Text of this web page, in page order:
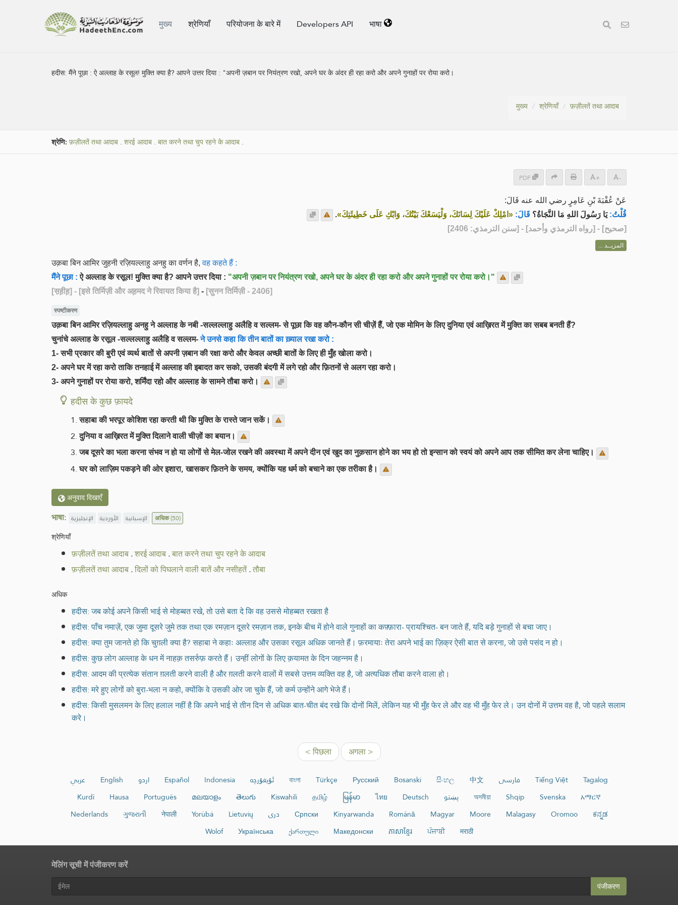
मुख्य श्रेणियाँ परियोजना के बारे में Developers API भाषा
हदीस:मैंने पूछा : ऐ अल्लाह के रसूल! मुक्ति क्या है? आपने उत्तर दिया : "अपनी ज़बान पर नियंत्रण रखो, अपने घर के अंदर ही रहा करो और अपने गुनाहों पर रोया करो।
मुख्य श्रेणियाँ फ़ज़ीलतें तथा आदाब
श्रेणि: फ़ज़ीलतें तथा आदाब . शरई आदाब . बात करने तथा चुप रहने के आदाब .
PDF + -
عَنْ عُقْبَةَ بْنِ عَامِرٍ رضي الله عنه قَالَ:
قُلْتُ: يَا رَسُولَ اللهِ مَا النَّجَاةُ؟ قَالَ: «امْلِكْ عَلَيْكَ لِسَانَكَ، وَلْيَسَعْكَ بَيْتُكَ، وَابْكِ عَلَى خَطِيئَتِكَ».
[صحيح] - [رواه الترمذي وأحمد] - [سنن الترمذي: 2406]
المزيــد ...
उक़बा बिन आमिर जुहनी रज़ियल्लाहु अनहु का वर्णन है, वह कहते हैं :
मैंने पूछा : ऐ अल्लाह के रसूल! मुक्ति क्या है? आपने उत्तर दिया : "अपनी ज़बान पर नियंत्रण रखो, अपने घर के अंदर ही रहा करो और अपने गुनाहों पर रोया करो।"
[स़ह़ीह़] - [इसे तिर्मिज़ी और अह़मद ने रिवायत किया है] - [सुनन तिर्मिज़ी - 2406]
स्पष्टीकरण
उक़बा बिन आमिर रज़ियल्लाहु अनहु ने अल्लाह के नबी -सल्लल्लाहु अलैहि व सल्लम- से पूछा कि वह कौन-कौन सी चीज़ें हैैं, जो एक मोमिन के लिए दुनिया एवं आख़िरत में मुक्ति का सबब बनती हैं?
चुनांचे अल्लाह के रसूल -सल्लल्लाहु अलैहि व सल्लम-ने उनसे कहा कि तीन बातों का ख़्याल रखा करो :
1- सभी प्रकार की बुरी एवं व्यर्थ बातों से अपनी ज़बान की रक्षा करो और केवल अच्छी बातों के लिए ही मुँह खोला करो।
2- अपने घर में रहा करो ताकि तनहाई में अल्लाह की इबादत कर सको, उसकी बंदगी में लगे रहो और फ़ितनों से अलग रहा करो।
3- अपने गुनाहों पर रोया करो, शर्मिंदा रहो और अल्लाह के सामने तौबा करो।
हदीस के कुछ फ़ायदे
सहाबा की भरपूर कोशिश रहा करती थी कि मुक्ति के रास्ते जान सकें।
दुनिया व आख़िरत में मुक्ति दिलाने वाली चीज़ों का बयान।
जब दूसरे का भला करना संभव न हो या लोगों से मेल-जोल रखने की अवस्था में अपने दीन एवं खुद का नुक़सान होने का भय हो तो इन्सान को स्वयं को अपने आप तक सीमित कर लेना चाहिए।
घर को लाज़िम पकड़ने की ओर इशारा, खासकर फ़ितने के समय, क्योंकि यह धर्म को बचाने का एक तरीका है।
अनुवाद दिखाएँ
भाषा: الإنجليزية الأوردية الإسبانية अधिक(50)
श्रेणियाँ
फ़ज़ीलतें तथा आदाब.शरई आदाब.बात करने तथा चुप रहने के आदाब
फ़ज़ीलतें तथा आदाब.दिलों को पिघलाने वाली बातें और नसीहतें.तौबा
अधिक
हदीस: जब कोई अपने किसी भाई से मोहब्बत रखे, तो उसे बता दे कि वह उससे मोहब्बत रखता है
हदीस: पाँच नमाज़ें, एक जुमा दूसरे जुमे तक तथा एक रमज़ान दूसरे रमज़ान तक, इनके बीच में होने वाले गुनाहों का कफ़्फ़ारा- प्रायश्चित- बन जाते हैं, यदि बड़े गुनाहों से बचा जाए।
हदीस: क्या तुम जानते हो कि चुग़ली क्या है? सहाबा ने कहाः अल्लाह और उसका रसूल अधिक जानते हैं। फ़रमायाः तेरा अपने भाई का ज़िक्र ऐसी बात से करना, जो उसे पसंद न हो।
हदीस: कुछ लोग अल्लाह के धन में नाहक़ तसर्रुफ़ करते हैं। उन्हीं लोगों के लिए क़यामत के दिन जहन्नम है।
हदीस: आदम की प्रत्येक संतान ग़लती करने वाली है और ग़लती करने वालों में सबसे उत्तम व्यक्ति वह है, जो अत्यधिक तौबा करने वाला हो।
हदीस: मरे हुए लोगों को बुरा-भला न कहो, क्योंकि वे उसकी ओर जा चुके हैं, जो कर्म उन्होंने आगे भेजे हैं।
हदीस: किसी मुसलमन के लिए हलाल नहीं है कि अपने भाई से तीन दिन से अधिक बात-चीत बंद रखे कि दोनों मिलें, लेकिन यह भी मुँह फेर ले और वह भी मुँह फेर ले। उन दोनों में उत्तम वह है, जो पहले सलाम
करे।
< पिछला अगला >
عربي English اردو Español Indonesia ئۇيغۇرچە বাংলা Türkçe Русский Bosanski සිංහල 中文 فارسی Tiếng Việt
Tagalog
Kurdî
Hausa Português മലയാളം తెలుగు Kiswahili தமிழ் မြန်မာ ไทย Deutsch پښتو অসমীয়া Shqip Svenska
አማርኛ
Nederlands
ગુજરાતી नेपाली Yorùbá Lietuvių دری Српски Kinyarwanda Română Magyar Moore Malagasy Oromoo
ಕನ್ನಡ
Wolof
Українська ქართული Македонски ភាសាខ្មែរ ਪੰਜਾਬੀ मराठी
मेलिंग सूची में पंजीकरण करें
पंजीकरण